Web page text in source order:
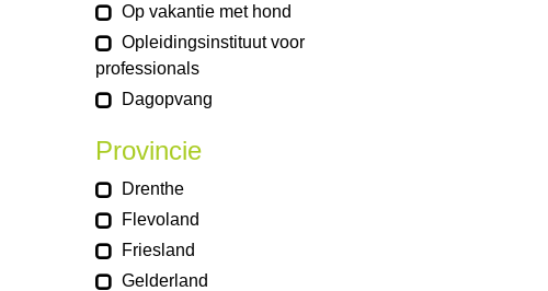
Op vakantie met hond
Opleidingsinstituut voor
professionals
Dagopvang
Provincie
Drenthe
Flevoland
Friesland
Gelderland